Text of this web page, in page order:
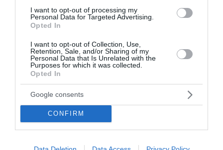
I want to opt-out of processing my
Personal Data for Targeted Advertising.
Opted In
I want to opt-out of Collection, Use,
Retention, Sale, and/or Sharing of my
Personal Data that Is Unrelated with the
Purposes for which it was collected.
Opted In
Google consents
CONFIRM
Δύο ακόμη αποχωρήσεις από το
κόμμα Καρυστιανού με αιχμές
για «αρχηγισμό»